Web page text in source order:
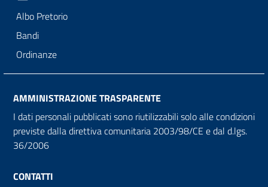
Albo Pretorio
Bandi
Ordinanze
AMMINISTRAZIONE TRASPARENTE
I dati personali pubblicati sono riutilizzabili solo alle condizioni
previste dalla direttiva comunitaria 2003/98/CE e dal d.lgs.
36/2006
CONTATTI